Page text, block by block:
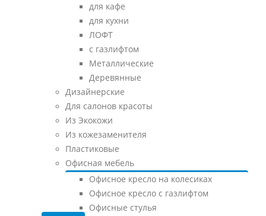
для кафе
для кухни
ЛОФТ
с газлифтом
Металлические
Деревянные
Дизайнерские
Для салонов красоты
Из Экокожи
Из кожезаменителя
Пластиковые
Офисная мебель
Офисное кресло на колесиках
Офисное кресло с газлифтом
Офисные стулья